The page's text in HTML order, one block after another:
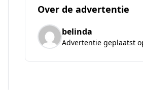
Over de advertentie
belinda
Advertentie geplaatst